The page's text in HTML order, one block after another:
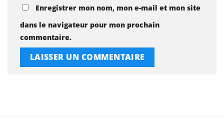
Enregistrer mon nom, mon e-mail et mon site
dans le navigateur pour mon prochain
commentaire.